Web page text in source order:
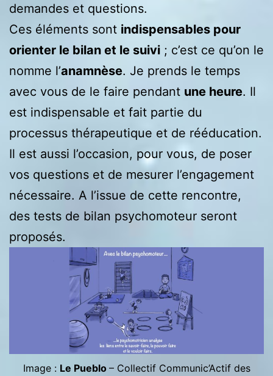
demandes et questions.
Ces éléments sont indispensables pour
orienter le bilan et le suivi ; c’est ce qu’on le
nomme l’anamnèse. Je prends le temps
avec vous de le faire pendant une heure. Il
est indispensable et fait partie du
processus thérapeutique et de rééducation.
Il est aussi l’occasion, pour vous, de poser
vos questions et de mesurer l’engagement
nécessaire. A l’issue de cette rencontre,
des tests de bilan psychomoteur seront
proposés.
Image : Le Pueblo – Collectif Communic’Actif des